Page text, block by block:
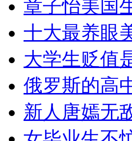
章子怡美国
十大最养眼
大学生贬值
俄罗斯的高
新人唐嫣无